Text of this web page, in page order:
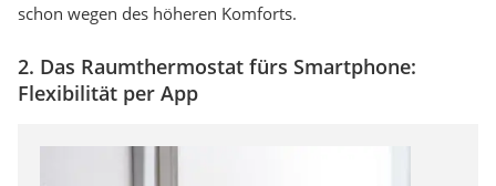
schon wegen des höheren Komforts.
2. Das Raumthermostat fürs Smartphone:
Flexibilität per App